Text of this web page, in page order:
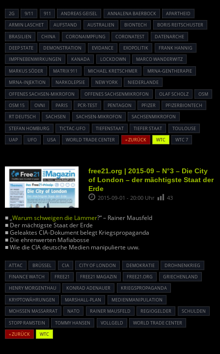
2G 9/11 911 ANDREAS GEISEL ANNALENA BAERBOCK
APARTHEID
ARMIN LASCHET
AUFSTAND AUSTRALIEN BIONTECH
BORIS REITSCHUSTER
BRASILIEN
CHINA CORONAIMPFUNG CORONATEST
DATENARCHE
DEEP STATE
DEMONSTRATION EVIDANCE EXOPOLITIK
FRANK HANNIG
IMPFNEBENWIRKUNGEN
KANADA LOCKDOWN
MARCO WANDERWITZ
MARKUS SÖDER
MATRIX 911 MICHAEL KRETSCHMER
MRNA-GENTHERAPIE
MRNA-INJEKTION
NARKOLEPSIE NEW YORK
NIEDERLANDE
OFFENES SACHSEN-MIKROFON
OFFENES SACHSENMIKROFON OLAF SCHOLZ
OSM
OSM 15
OVNI PARIS PCR-TEST PENTAGON PFIZER
PFIZERBIONTECH
RT DEUTSCH
SACHSEN SACHSEN-MIKROFON
SACHSENMIKROFON
STEFAN HOMBURG
TICTAC-UFO TIEFENSTAAT TIEFER STAAT
TOULOUSE
UAP
UFO USA WORLD TRADE CENTER « ZURÜCK WTC WTC 7
free21.org | 2015-09 – N°3 – Die City
of London – der mächtigste Staat der
Erde
2015-09-01 - 20:00 Uhr 43
■ „Warum schweigen die Lämmer?“ – Rainer Mausfeld
■ Der mächtigste Staat der Erde
■ Geleaktes CIA-Dokument belegt Kriegspropaganda
■ Die ehrenwerten Mafiabosse
■ Wie die CIA deutsche Medien manipulierte uvw.
ATTAC BRÜSSEL CIA CITY OF LONDON DEMOKRATIE
DROHNENKRIEG
FINANCE WATCH
FREE21 FREE21 MAGAZIN FREE21.ORG
GRIECHENLAND
HENRY MORGENTHAU
KONRAD ADENAUER
KRIEGSPROPAGANDA
KRYPTOWÄHRUNGEN
MARSHALL-PLAN
MEDIENMANIPULATION
MOHSSEN MASSARRAT
NATO RAINER MAUSFELD REGIOGELDER
SCHULDEN
STOPP RAMSTEIN
TOMMY HANSEN VOLLGELD
WORLD TRADE CENTER
« ZURÜCK
WTC